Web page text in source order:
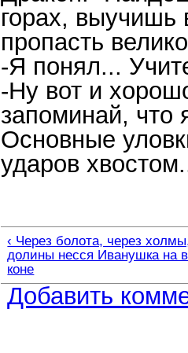
горах,
пропасть
-Я понял...
-Ну вот и
запоминай, что
Основные
ударов
‹ Через болота, через
долины несся Иванушка на
коне
Добавить